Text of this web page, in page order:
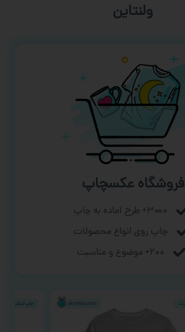
ورزشی
فروشگاه عکسچاپ
۳۰۰۰+ طرح آماده به چاپ
چاپ روی انواع محصولات
۲۰۰+ موضوع و مناسبت